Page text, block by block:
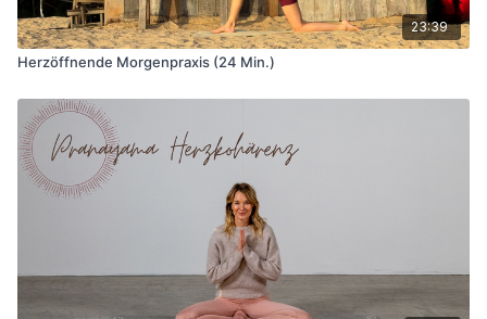
23:39
Herzöffnende Morgenpraxis (24 Min.)